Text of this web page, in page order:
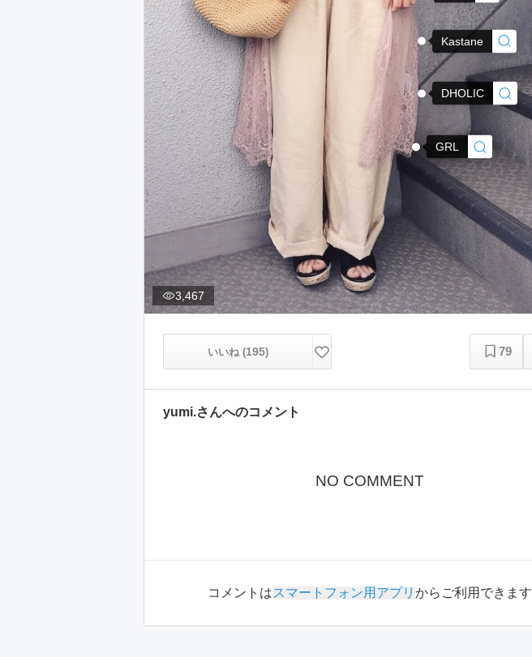
Kastane
DHOLIC
GRL
3,467
いいね (195) 79
yumi.さんへのコメント
NO COMMENT
コメントはスマートフォン用アプリ からご利用できます